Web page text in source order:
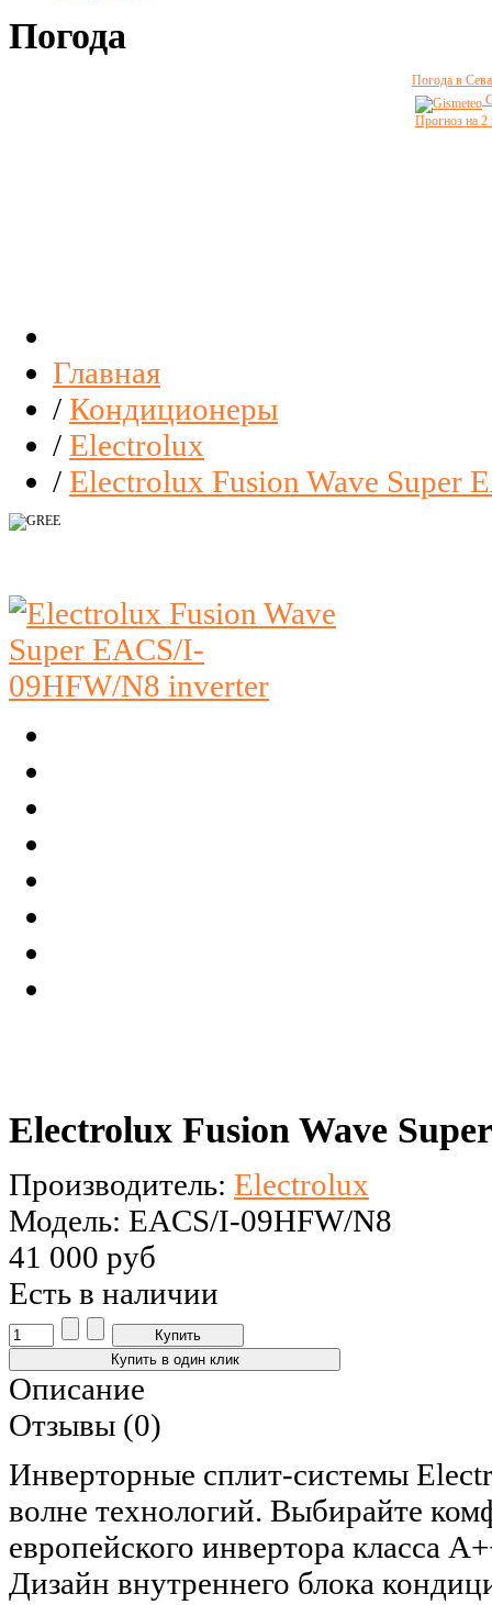
Погода
Погода в
Прогноз на 2
Главная
/ Кондиционеры
/ Electrolux
/ Electrolux Fusion Wave Super
Electrolux Fusion Wave
Производитель: Electrolux
Модель: EACS/I-09HFW/N8
41 000 руб
Есть в наличии
Описание
Отзывы (0)
Инверторные сплит-системы
волне технологий. Выбирайте
европейского инвертора класса
Дизайн внутреннего блока